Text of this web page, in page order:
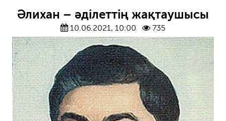
Әлихан – әділеттің жақтаушысы
10.06.2021, 10:00 735